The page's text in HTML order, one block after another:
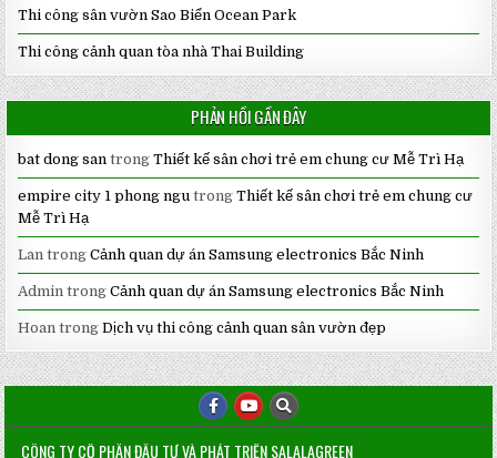
Thi công sân vườn Sao Biển Ocean Park
Thi công cảnh quan tòa nhà Thai Building
PHẢN HỒI GẦN ĐÂY
bat dong san trongThiết kế sân chơi trẻ em chung cư Mễ Trì Hạ
empire city 1 phong ngu trongThiết kế sân chơi trẻ em chung cư
Mễ Trì Hạ
Lan trongCảnh quan dự án Samsung electronics Bắc Ninh
Admin trongCảnh quan dự án Samsung electronics Bắc Ninh
Hoan trongDịch vụ thi công cảnh quan sân vườn đẹp
CÔNG TY CỔ PHẦN ĐẦU TƯ VÀ PHÁT TRIỂN SALALAGREEN